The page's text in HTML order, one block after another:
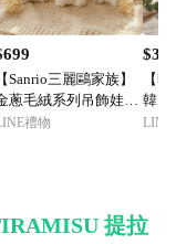
【Sanrio三麗鷗家族】
蔥毛絨系列吊飾娃娃
版韓國限定款 美樂蒂
物 女友送禮 兒童禮物
禮物
【
韓國
香氛
LINE
提拉